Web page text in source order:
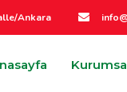
Ankara